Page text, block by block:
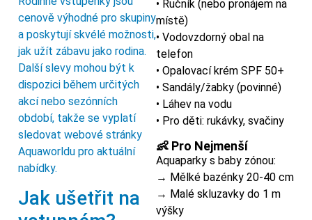
cenově výhodné pro skupiny
a poskytují skvélé možnosti,
jak užít zábavu jako rodina.
Další slevy mohou být k
dispozici během určitých
akcí nebo sezónních
období, takže se vyplatí
sledovat webové stránky
Aquaworldu pro aktuální
nabídky.
Jak ušetřit na
• Ručník (nebo pronájem na
místě)
• Vodovzdorný obal na
telefon
• Opalovací krém SPF 50+
• Sandály/žabky (povinné)
• Láhev na vodu
• Pro děti: rukávky, svačiny
👶 Pro Nejmenší
Aquaparky s baby zónou:
→ Mělké bazénky 20-40 cm
→ Malé skluzavky do 1 m
výšky